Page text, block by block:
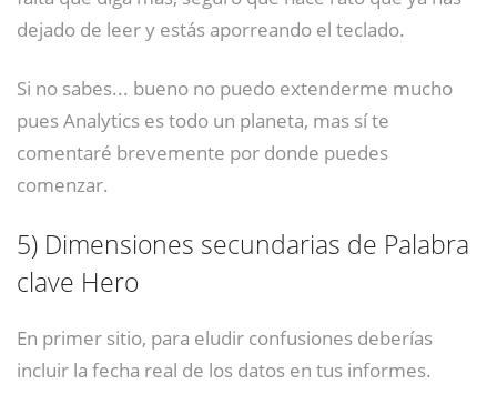
dejado de leer y estás aporreando el teclado.
Si no sabes... bueno no puedo extenderme mucho
pues Analytics es todo un planeta, mas sí te
comentaré brevemente por donde puedes
comenzar.
5) Dimensiones secundarias de Palabra
clave Hero
En primer sitio, para eludir confusiones deberías
incluir la fecha real de los datos en tus informes.